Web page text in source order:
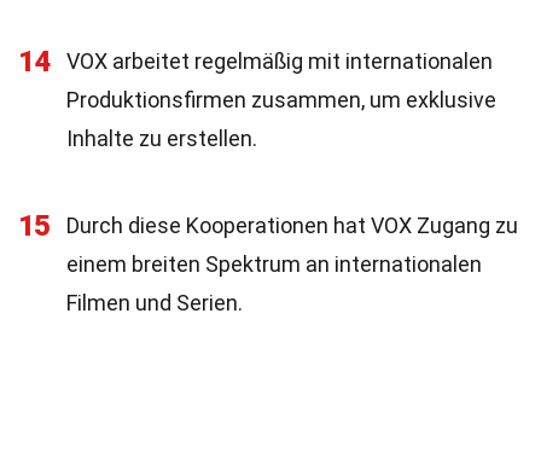
14
VOX arbeitet regelmäßig mit internationalen
Produktionsfirmen zusammen, um exklusive
Inhalte zu erstellen.
15
Durch diese Kooperationen hat VOX Zugang zu
einem breiten Spektrum an internationalen
Filmen und Serien.